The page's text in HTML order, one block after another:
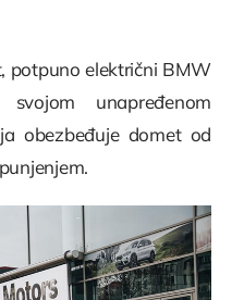
potpuno električni BMW
unapređenom
obezbeđuje domet od